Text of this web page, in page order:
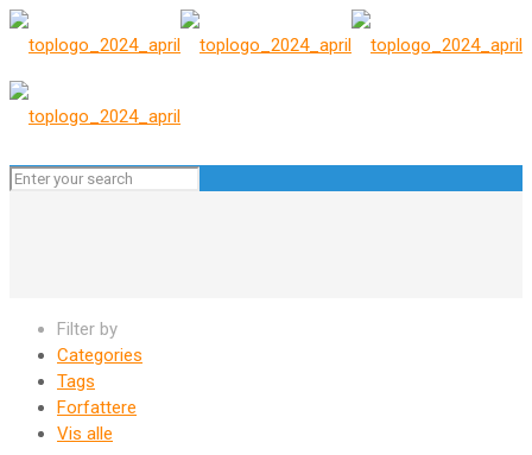
Filter by
Categories
Tags
Forfattere
Vis alle